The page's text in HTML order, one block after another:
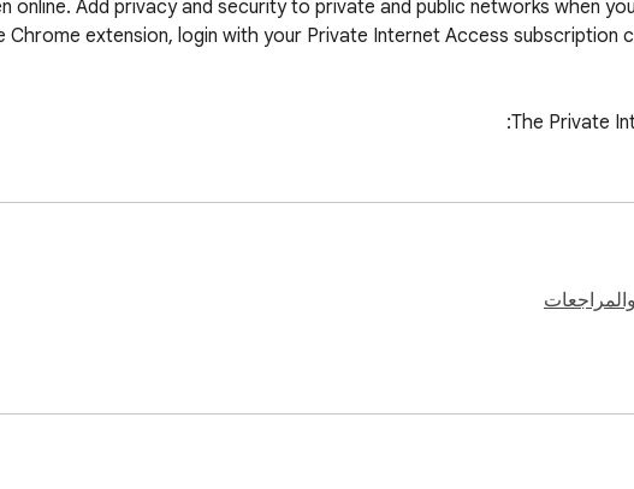
Add privacy and security to private and public networks when
Chrome extension, login with your Private Internet Access subscription
hackers from tracking your browsing and search activity. Changing